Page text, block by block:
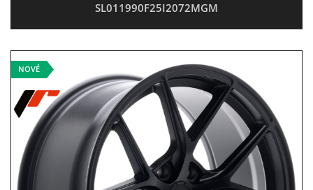
SL011990F25I2072MGM
NOVÉ